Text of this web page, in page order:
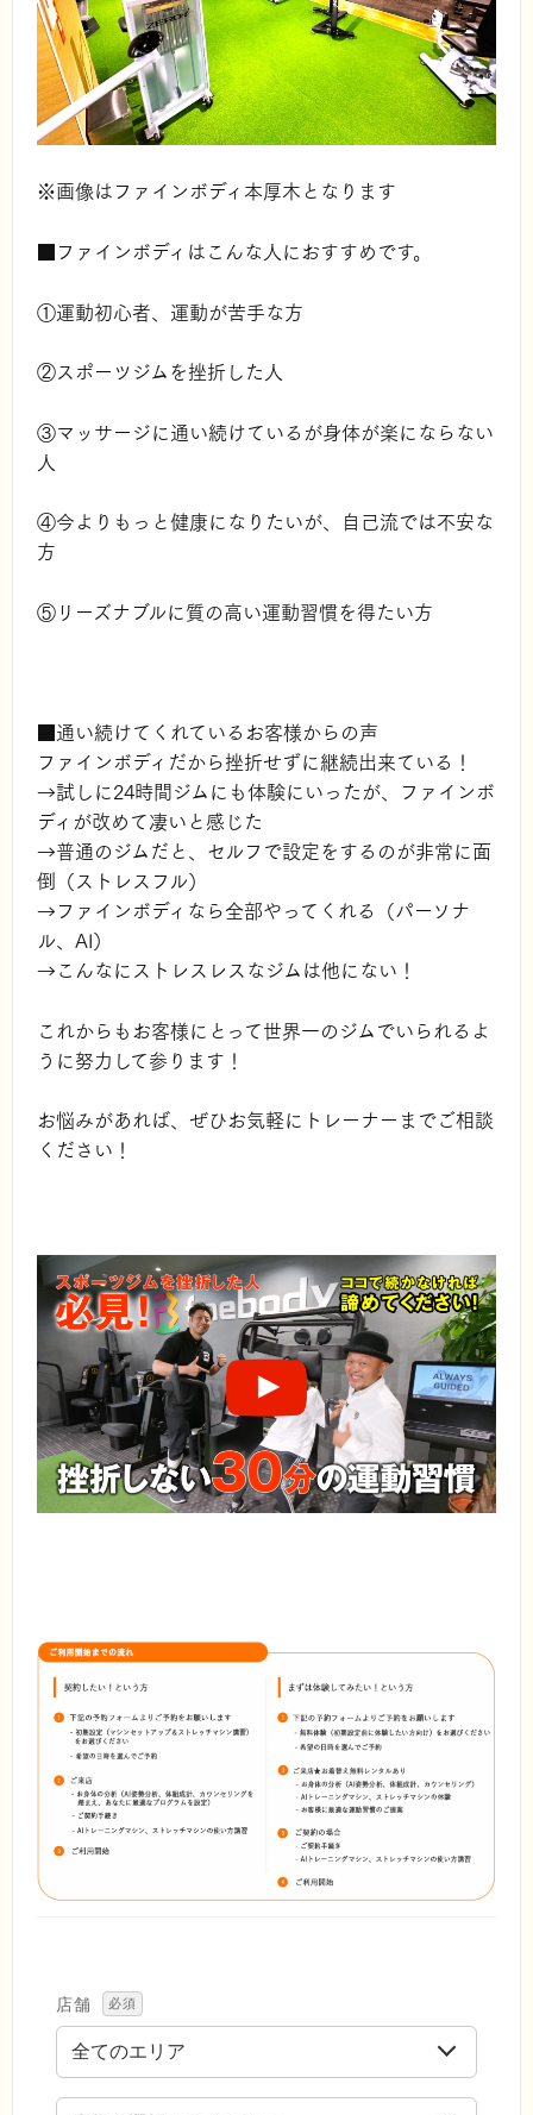
※画像はファインボディ本厚木となります
■ファインボディはこんな人におすすめです。
①運動初心者、運動が苦手な方
②スポーツジムを挫折した人
③マッサージに通い続けているが身体が楽にならない
人
④今よりもっと健康になりたいが、自己流では不安な
方
⑤リーズナブルに質の高い運動習慣を得たい方
■通い続けてくれているお客様からの声
ファインボディだから挫折せずに継続出来ている！
→試しに24時間ジムにも体験にいったが、ファインボ
ディが改めて凄いと感じた
→普通のジムだと、セルフで設定をするのが非常に面
倒（ストレスフル）
→ファインボディなら全部やってくれる（パーソナ
ル、AI）
→こんなにストレスレスなジムは他にない！
これからもお客様にとって世界一のジムでいられるよ
うに努力して参ります！
お悩みがあれば、ぜひお気軽にトレーナーまでご相談
ください！